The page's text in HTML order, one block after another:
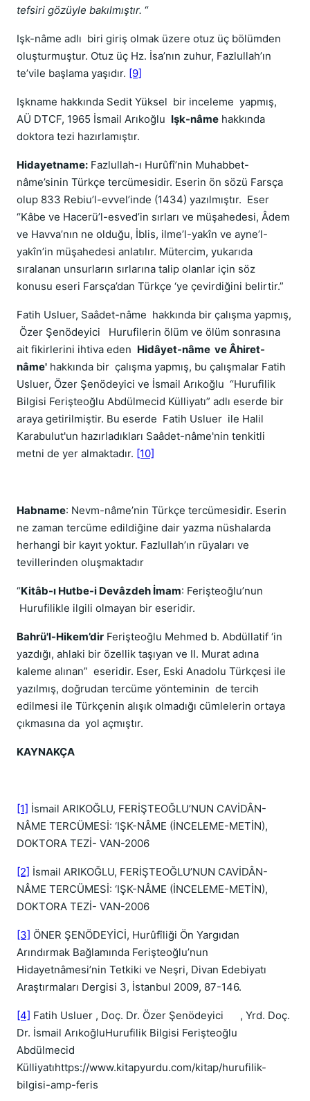
tefsiri gözüyle bakılmıştır. “
Işk-nâme adlı biri giriş olmak üzere otuz üç bölümden
oluşturmuştur. Otuz üç Hz. İsa’nın zuhur, Fazlullah’ın
te’vile başlama yaşıdır. [9]
Işkname hakkında Sedit Yüksel bir inceleme yapmış,
AÜ DTCF, 1965 İsmail Arıkoğlu Işk-nâme hakkında
doktora tezi hazırlamıştır.
Hidayetname: Fazlullah-ı Hurûfî’nin Muhabbet-
nâme’sinin Türkçe tercümesidir. Eserin ön sözü Farsça
olup 833 Rebiu’l-evvel’inde (1434) yazılmıştır. Eser
“Kâbe ve Hacerü’l-esved’in sırları ve müşahedesi, Âdem
ve Havva’nın ne olduğu, İblis, ilme’l-yakîn ve ayne’l-
yakîn’in müşahedesi anlatılır. Mütercim, yukarıda
sıralanan unsurların sırlarına talip olanlar için söz
konusu eseri Farsça’dan Türkçe ‘ye çevirdiğini belirtir.”
Fatih Usluer, Saâdet-nâme hakkında bir çalışma yapmış,
Özer Şenödeyici Hurufilerin ölüm ve ölüm sonrasına
ait fikirlerini ihtiva eden Hidâyet-nâme ve Âhiret-
nâme' hakkında bir çalışma yapmış, bu çalışmalar Fatih
Usluer, Özer Şenödeyici ve İsmail Arıkoğlu “Hurufilik
Bilgisi Ferişteoğlu Abdülmecid Külliyatı” adlı eserde bir
araya getirilmiştir. Bu eserde Fatih Usluer ile Halil
Karabulut'un hazırladıkları Saâdet-nâme'nin tenkitli
metni de yer almaktadır. [10]
Habname: Nevm-nâme’nin Türkçe tercümesidir. Eserin
ne zaman tercüme edildiğine dair yazma nüshalarda
herhangi bir kayıt yoktur. Fazlullah’ın rüyaları ve
tevillerinden oluşmaktadır
“Kitâb-ı Hutbe-i Devâzdeh İmam: Ferişteoğlu’nun
Hurufilikle ilgili olmayan bir eseridir.
Bahrü'l-Hikem’dir Ferişteoğlu Mehmed b. Abdüllatif ‘in
yazdığı, ahlaki bir özellik taşıyan ve II. Murat adına
kaleme alınan” eseridir. Eser, Eski Anadolu Türkçesi ile
yazılmış, doğrudan tercüme yönteminin de tercih
edilmesi ile Türkçenin alışık olmadığı cümlelerin ortaya
çıkmasına da yol açmıştır.
KAYNAKÇA
[1] İsmail ARIKOĞLU, FERİŞTEOĞLU’NUN CAVİDÂN-
NÂME TERCÜMESİ: ‘IŞK-NÂME (İNCELEME-METİN),
DOKTORA TEZİ- VAN-2006
[2] İsmail ARIKOĞLU, FERİŞTEOĞLU’NUN CAVİDÂN-
NÂME TERCÜMESİ: ‘IŞK-NÂME (İNCELEME-METİN),
DOKTORA TEZİ- VAN-2006
[3] ÖNER ŞENÖDEYİCİ, Hurûfîliği Ön Yargıdan
Arındırmak Bağlamında Ferişteoğlu’nun
Hidayetnâmesi’nin Tetkiki ve Neşri, Divan Edebiyatı
Araştırmaları Dergisi 3, İstanbul 2009, 87-146.
[4] Fatih Usluer , Doç. Dr. Özer Şenödeyici , Yrd. Doç.
Dr. İsmail ArıkoğluHurufilik Bilgisi Ferişteoğlu
Abdülmecid
Külliyatıhttps://www.kitapyurdu.com/kitap/hurufilik-
bilgisi-amp-feris